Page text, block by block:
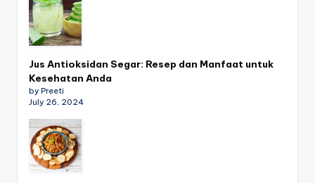
Jus Antioksidan Segar: Resep dan Manfaat untuk
Kesehatan Anda
by Preeti
July 26, 2024